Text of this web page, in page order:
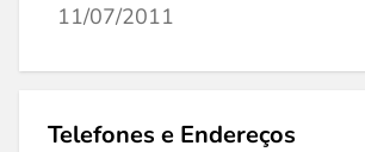
11/07/2011
Telefones e Endereços